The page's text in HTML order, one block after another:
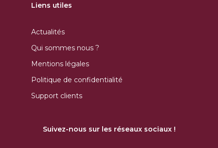
Liens utiles
Actualités
Qui sommes nous ?
Mentions légales
Politique de confidentialité
Support clients
Suivez-nous sur les réseaux sociaux !